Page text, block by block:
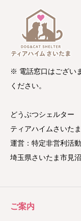
※ 電話窓口はござい
ください。
どうぶつシェルター
ティアハイムさいたま
運営：特定非営利活
埼玉県さいたま市見
ご案内